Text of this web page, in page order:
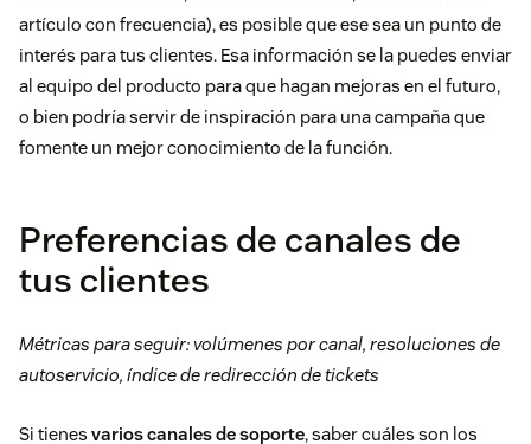
artículo con frecuencia), es posible que ese sea un punto de
interés para tus clientes. Esa información se la puedes enviar
al equipo del producto para que hagan mejoras en el futuro,
o bien podría servir de inspiración para una campaña que
fomente un mejor conocimiento de la función.
Preferencias de canales de
tus clientes
Métricas para seguir: volúmenes por canal, resoluciones de
autoservicio, índice de redirección de tickets
Si tienes varios canales de soporte, saber cuáles son los